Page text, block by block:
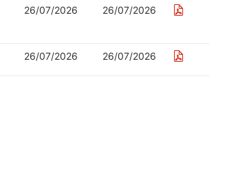
26/07/2026 26/07/2026
26/07/2026 26/07/2026